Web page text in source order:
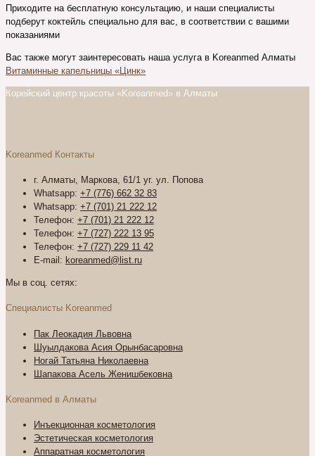
Приходите на бесплатную консультацию, и наши специалисты
подберут коктейль специально для вас, в соответствии с вашими
показаниями
Вас также могут заинтересовать наша услуга в Koreanmed Алматы
Витаминные капельницы «Цинк»
Корейский центр красоты «Koreanmed» в Алматы
Koreanmed Контакты
г. Алматы, Маркова, 61/1 уг. ул. Попова
Whatsapp: +7 (776) 662 32 83
Whatsapp: +7 (701) 21 222 12
Телефон: +7 (701) 21 222 12
Телефон: +7 (727) 222 13 95
Телефон: +7 (727) 229 11 42
E-mail: koreanmed@list.ru
Мы в соц. сетях:
Специалисты Koreanmed
Пак Леокадия Львовна
Шуылдакова Асия Орынбасаровна
Ногай Татьяна Николаевна
Шапакова Асель Женишбековна
Koreanmed в Алматы
Инъекционная косметология
Эстетическая косметология
Аппаратная косметология